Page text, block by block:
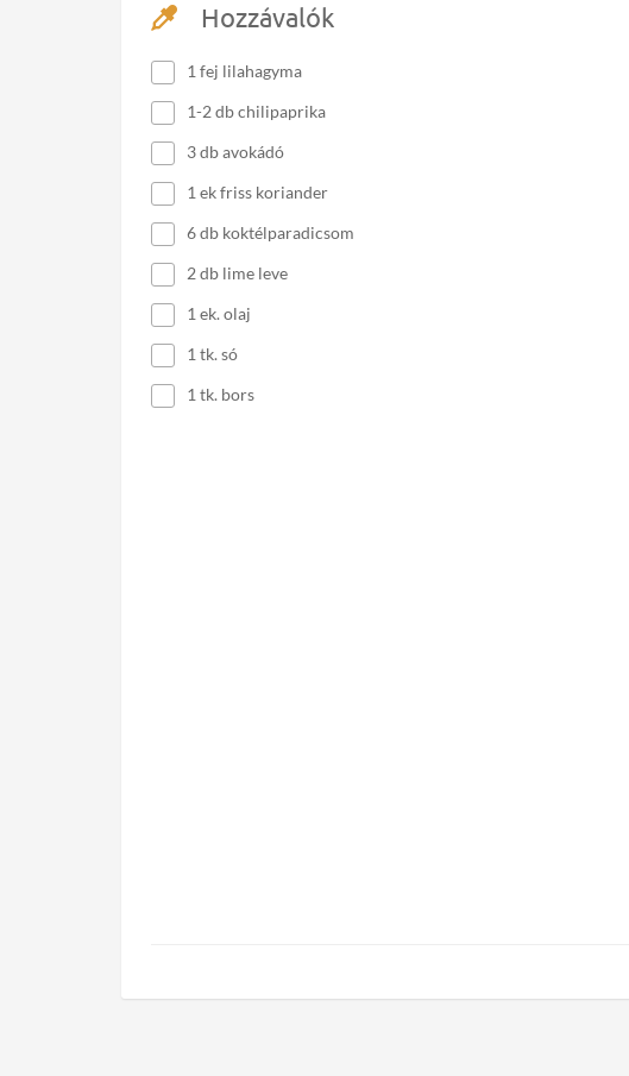
Hozzávalók
1 fej lilahagyma
1-2 db chilipaprika
3 db avokádó
1 ek friss koriander
6 db koktélparadicsom
2 db lime leve
1 ek. olaj
1 tk. só
1 tk. bors